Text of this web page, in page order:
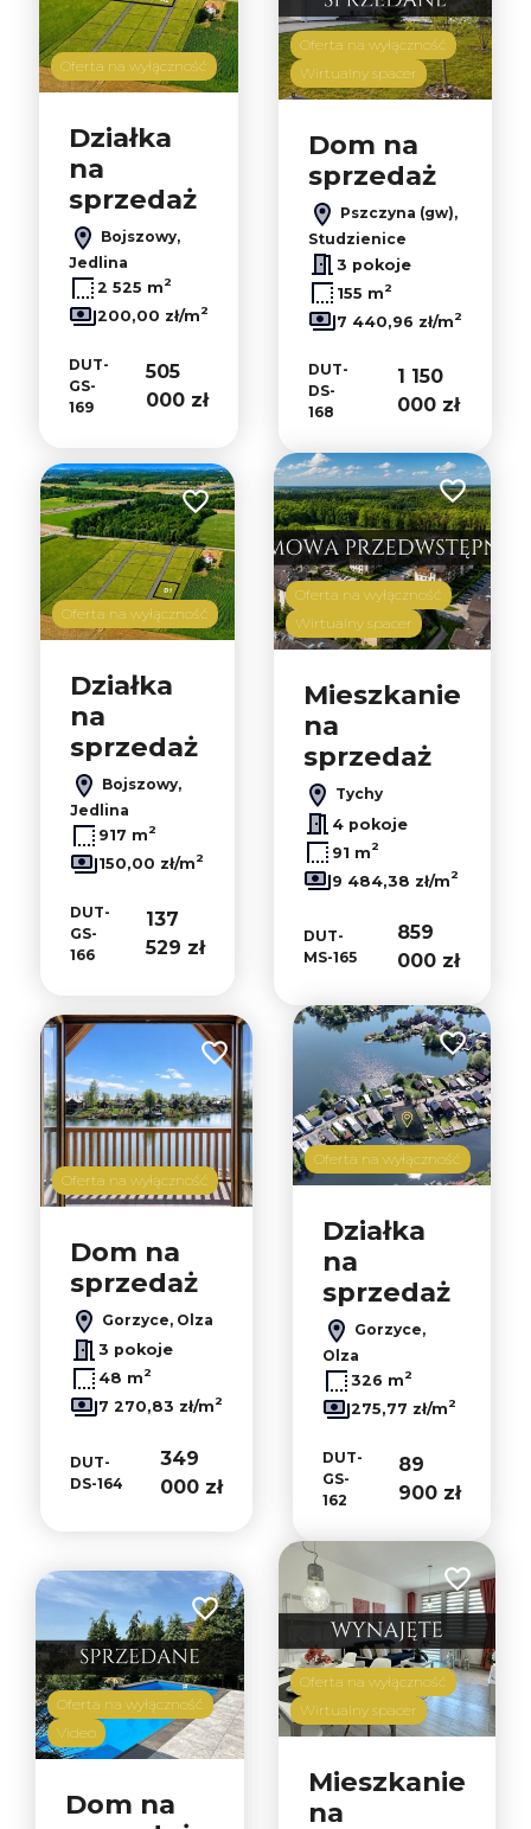
Oferta na wyłączność
Działka
na
sprzedaż
Bojszowy,
Jedlina
2 525 m2
200,00 zł/m2
DUT-
GS-
169
505
000 zł
Oferta na wyłączność
Wirtualny spacer
Dom na
sprzedaż
Pszczyna (gw),
Studzienice
3 pokoje
155 m2
7 440,96 zł/m2
DUT-
DS-
168
1 150
000 zł
Oferta na wyłączność
Dodaj do ulubionych
Działka
na
sprzedaż
Bojszowy,
Jedlina
917 m2
150,00 zł/m2
DUT-
GS-
166
137
529 zł
Oferta na wyłączność
Wirtualny spacer
Dodaj do
Mieszkanie
na
sprzedaż
Tychy
4 pokoje
91 m2
9 484,38 zł/m2
DUT-
MS-165
859
000 zł
Oferta na wyłączność
Dodaj do ulubionych
Dom na
sprzedaż
Gorzyce, Olza
3 pokoje
48 m2
7 270,83 zł/m2
DUT-
DS-164
349
000 zł
Oferta na wyłączność
Dodaj do
Działka
na
sprzedaż
Gorzyce,
Olza
326 m2
275,77 zł/m2
DUT-
GS-
162
89
900 zł
Oferta na wyłączność
Video
Dodaj do ulubionych
Dom na
Oferta na wyłączność
Wirtualny spacer
Dodaj do
Mieszkanie
na